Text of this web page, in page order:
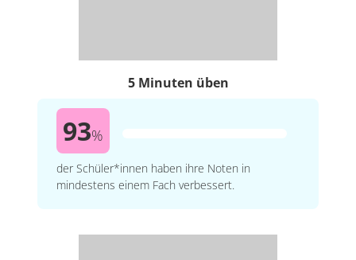
5 Minuten üben
93%
der Schüler*innen haben ihre Noten in
mindestens einem Fach verbessert.